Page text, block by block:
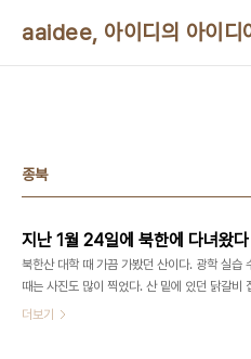
aaidee, 아이디의 아이디
종북
지난 1월 24일에 북한에 다녀왔다
북한산 대학 때 가끔 가봤던 산이다. 광학 실습
때는 사진도 많이 찍었다. 산 밑에 있던 닭갈비
있었는데 거기서 동기들이랑 레크리에이션 게임
더보기